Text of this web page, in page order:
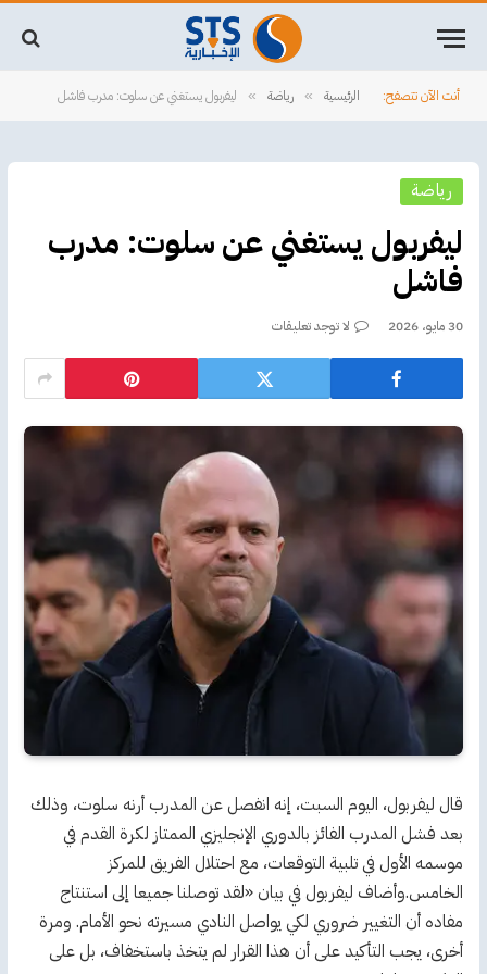
أنت الآن تتصفح: الرئيسية » رياضة » ليفربول يستغني عن سلوت: مدرب فاشل
رياضة
ليفربول يستغني عن سلوت: مدرب
فاشل
30 مايو، 2026 لا توجد تعليقات
قال ليفربول، اليوم السبت، إنه ‌انفصل عن المدرب أرنه سلوت، وذلك
بعد ⁠فشل المدرب الفائز بالدوري ⁠الإنجليزي الممتاز ⁠لكرة ‌القدم في
موسمه الأول في تلبية التوقعات، مع احتلال ‌الفريق للمركز
الخامس.وأضاف ليفربول في بيان «لقد توصلنا جميعا ⁠إلى استنتاج
مفاده أن التغيير ضروري لكي يواصل النادي مسيرته ⁠نحو ‌الأمام. ومرة
أخرى، يجب التأكيد ‌على أن هذا ⁠القرار لم ⁠يتخذ ⁠باستخفاف، بل على